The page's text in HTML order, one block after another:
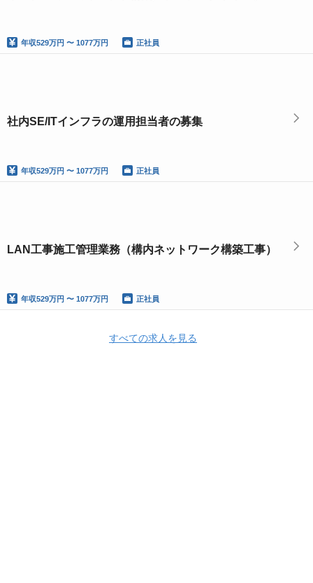
年収529万円 〜 1077万円 正社員
社内SE/ITインフラの運用担当者の募集
年収529万円 〜 1077万円 正社員
LAN工事施工管理業務（構内ネットワーク構築工事）
年収529万円 〜 1077万円 正社員
すべての求人を見る